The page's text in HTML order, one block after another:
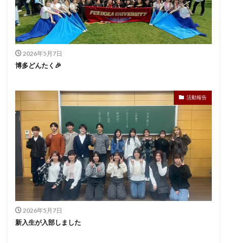
2026年5月7日
博多どんたく🎉
活動報告
2026年5月7日
新入生が入部しました